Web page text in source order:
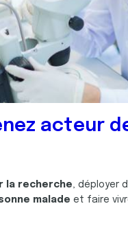
acteur
la recherche, déployer
malade et faire